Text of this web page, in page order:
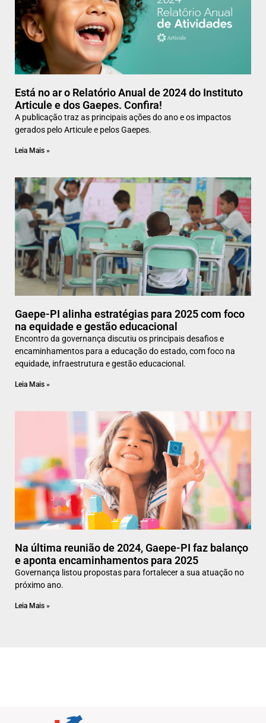
Está no ar o Relatório Anual de 2024 do Instituto
Articule e dos Gaepes. Confira!
A publicação traz as principais ações do ano e os impactos
gerados pelo Articule e pelos Gaepes.
Leia Mais »
Gaepe-PI alinha estratégias para 2025 com foco
na equidade e gestão educacional
Encontro da governança discutiu os principais desafios e
encaminhamentos para a educação do estado, com foco na
equidade, infraestrutura e gestão educacional.
Leia Mais »
Na última reunião de 2024, Gaepe-PI faz balanço
e aponta encaminhamentos para 2025
Governança listou propostas para fortalecer a sua atuação no
próximo ano.
Leia Mais »